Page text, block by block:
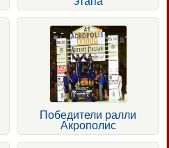
Победители ралли
Акрополис